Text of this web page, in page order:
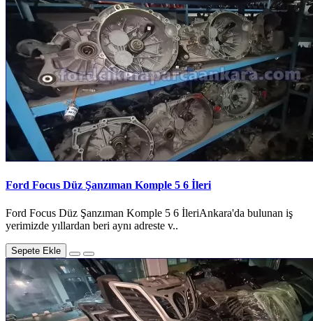
Ford Focus Düz Şanzıman Komple 5 6 İleri
Ford Focus Düz Şanzıman Komple 5 6 İleriAnkara'da bulunan iş
yerimizde yıllardan beri aynı adreste v..
Sepete Ekle